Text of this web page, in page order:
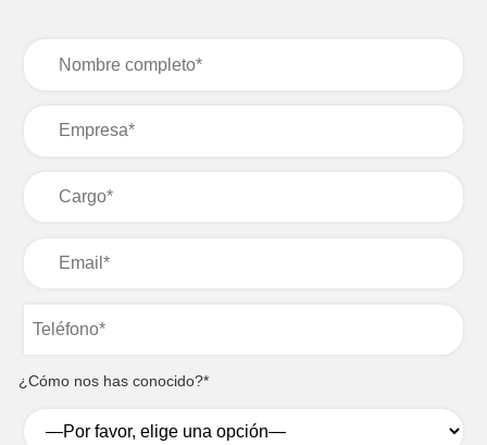
¿Cómo nos has conocido?*